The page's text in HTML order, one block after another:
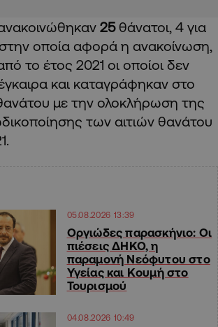
25θάνατοι, 4 για
οποία αφορά η ανακοίνωση,
το έτος 2021 οι οποίοι δεν
και καταγράφηκαν στο
με την ολοκλήρωση της
των αιτιών θανάτου
05.08.2026 13:39
Οργιώδες παρασκήνιο: Οι
πιέσεις ΔΗΚΟ, η
παραμονή Νεόφυτου στο
Υγείας και Κουμή στο
Τουρισμού
04.08.2026 10:49